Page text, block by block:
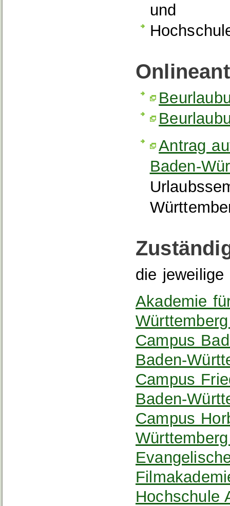
und
Antrag
Baden-
die jeweilige
Akademie
Campus
Baden-
Campus
Baden-
Campus
Hochschule